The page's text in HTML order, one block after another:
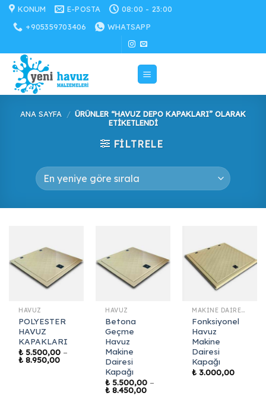
İçeriğe
atla
KONUM E-POSTA
08:00 - 23:00
+905359703406
WHATSAPP
ANA SAYFA / ÜRÜNLER “HAVUZ DEPO KAPAKLARI” OLARAK
ETIKETLENDI
FILTRELE
HAVUZ
POLYESTER
HAVUZ
KAPAKLARI
₺ 5.500,00 –
₺ 8.950,00Fiyat
HAVUZ
Betona
Geçme
Havuz
Makine
Dairesi
Kapağı
₺ 5.500,00 –
₺ 8.450,00Fiyat
MAKINE DAIRESI KAPAKLARI
Fonksiyonel
Havuz
Makine
Dairesi
Kapağı
₺ 3.000,00